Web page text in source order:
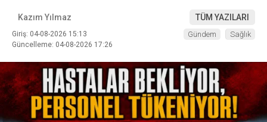
Kazım Yılmaz TÜM YAZILARI
Giriş: 04-08-2026 15:13
Güncelleme: 04-08-2026 17:26
Gündem Sağlık